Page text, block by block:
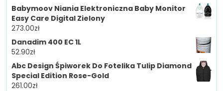
Babymoov Niania Elektroniczna Baby Monitor
Easy Care Digital Zielony
273.00zł
Danadim 400 EC 1L
52.90zł
Abc Design Śpiworek Do Fotelika Tulip Diamond
Special Edition Rose-Gold
261.00zł